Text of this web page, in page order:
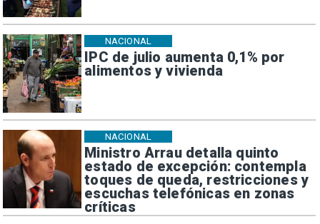
IPC de julio aumenta 0,1% por
alimentos y vivienda
NACIONAL
Ministro Arrau detalla quinto
estado de excepción: contempla
toques de queda, restricciones y
escuchas telefónicas en zonas
críticas
NACIONAL